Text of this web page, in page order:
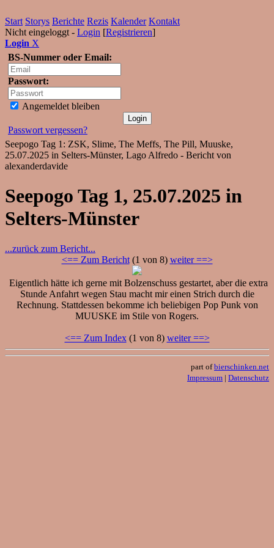
Start Storys Berichte Rezis Kalender Kontakt
Nicht eingeloggt - Login [Registrieren]
Login X
BS-Nummer oder Email:
Passwort:
Angemeldet bleiben
Passwort vergessen?
Seepogo Tag 1: ZSK, Slime, The Meffs, The Pill, Muuske,
25.07.2025 in Selters-Münster, Lago Alfredo - Bericht von
alexanderdavide
Seepogo Tag 1, 25.07.2025 in
Selters-Münster
...zurück zum Bericht...
<== Zum Bericht(1 von 8) weiter ==>
Eigentlich hätte ich gerne mit Bolzenschuss gestartet, aber die extra
Stunde Anfahrt wegen Stau macht mir einen Strich durch die
Rechnung. Stattdessen bekomme ich beliebigen Pop Punk von
MUUSKE im Stile von Rogers.
<== Zum Index(1 von 8) weiter ==>
part ofbierschinken.net
Impressum | Datenschutz